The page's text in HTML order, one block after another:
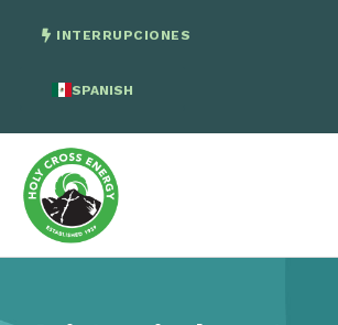
INTERRUPCIONES
SPANISH